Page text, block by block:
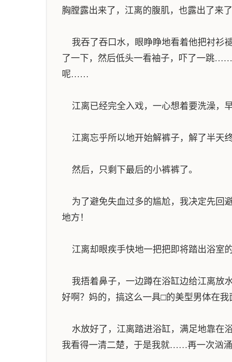
胸膛露出来了，江离的腹肌，也露出了来
我吞了吞口水，眼睁睁地看着他把衬衫
了一下，然后低头一看袖子，吓了一跳
呢……
江离已经完全入戏，一心想着要洗澡，
江离忘乎所以地开始解裤子，解了半天
然后，只剩下最后的小裤裤了。
为了避免失血过多的尴尬，我决定先回
地方！
江离却眼疾手快地一把把即将踏出浴室
我捂着鼻子，一边蹲在浴缸边给江离放
好啊？妈的，搞这么一具□的美型男体在
水放好了，江离踏进浴缸，满足地靠在
我看得一清二楚，于是我就……再一次汹涌